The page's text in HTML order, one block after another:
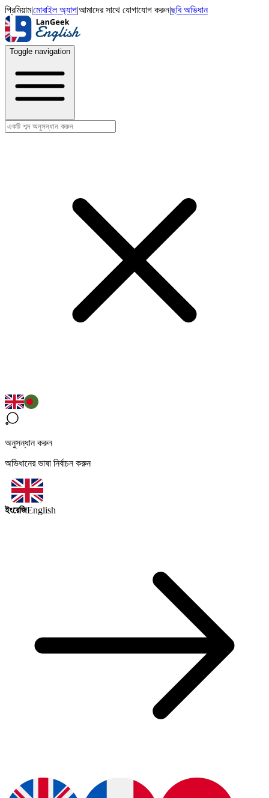
প্রিমিয়াম|মোবাইল অ্যাপ|আমাদের সাথে যোগাযোগ করুন|ছবি অভিধান
Toggle navigation
অনুসন্ধান করুন
অভিধানের ভাষা নির্বাচন করুন
ইংরেজিEnglish